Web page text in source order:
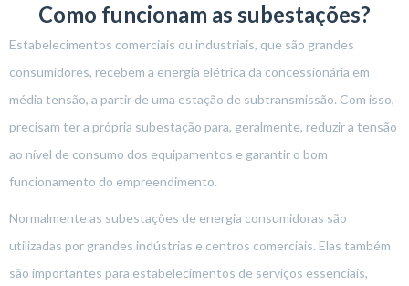
Como funcionam as subestações?
Estabelecimentos comerciais ou industriais, que são grandes
consumidores, recebem a energia elétrica da concessionária em
média tensão, a partir de uma estação de subtransmissão. Com isso,
precisam ter a própria subestação para, geralmente, reduzir a tensão
ao nível de consumo dos equipamentos e garantir o bom
funcionamento do empreendimento.
Normalmente as subestações de energia consumidoras são
utilizadas por grandes indústrias e centros comerciais. Elas também
são importantes para estabelecimentos de serviços essenciais,